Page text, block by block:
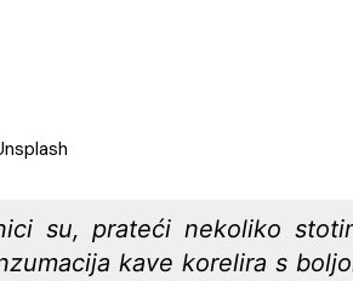
Vas
su, prateći nekoliko
kave korelira s